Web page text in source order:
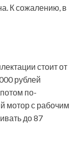
К сожалению, в
стоит от
рублей
по-
мотор с рабочим
до 87